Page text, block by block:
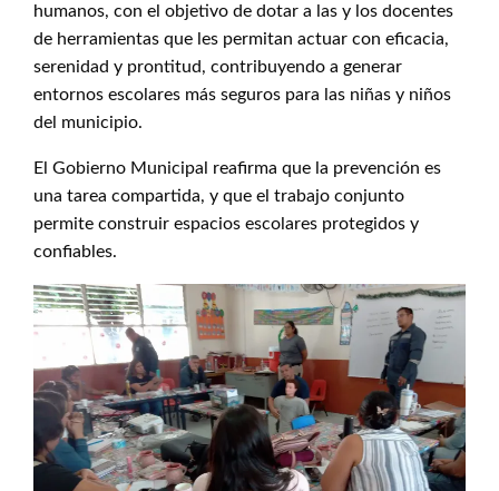
humanos, con el objetivo de dotar a las y los docentes
de herramientas que les permitan actuar con eficacia,
serenidad y prontitud, contribuyendo a generar
entornos escolares más seguros para las niñas y niños
del municipio.
El Gobierno Municipal reafirma que la prevención es
una tarea compartida, y que el trabajo conjunto
permite construir espacios escolares protegidos y
confiables.